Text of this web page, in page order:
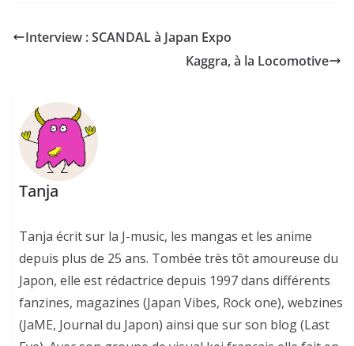
Interview : SCANDAL à Japan Expo
Kaggra, à la Locomotive
Tanja
Tanja écrit sur la J-music, les mangas et les anime
depuis plus de 25 ans. Tombée très tôt amoureuse du
Japon, elle est rédactrice depuis 1997 dans différents
fanzines, magazines (Japan Vibes, Rock one), webzines
(JaME, Journal du Japon) ainsi que sur son blog (Last